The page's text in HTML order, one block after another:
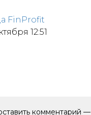
FinProfit
12:51
комментарий —